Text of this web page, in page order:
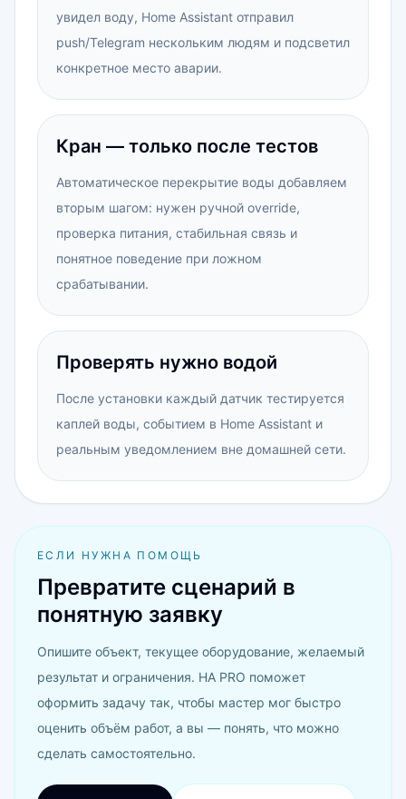
увидел воду, Home Assistant отправил
push/Telegram нескольким людям и подсветил
конкретное место аварии.
Кран — только после тестов
Автоматическое перекрытие воды добавляем
вторым шагом: нужен ручной override,
проверка питания, стабильная связь и
понятное поведение при ложном
срабатывании.
Проверять нужно водой
После установки каждый датчик тестируется
каплей воды, событием в Home Assistant и
реальным уведомлением вне домашней сети.
ЕСЛИ НУЖНА ПОМОЩЬ
Превратите сценарий в
понятную заявку
Опишите объект, текущее оборудование, желаемый
результат и ограничения. HA PRO поможет
оформить задачу так, чтобы мастер мог быстро
оценить объём работ, а вы — понять, что можно
сделать самостоятельно.